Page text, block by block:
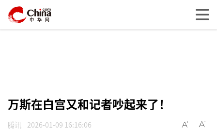
万斯在白宫又和记者吵起来了！
腾讯 2026-01-09 16:16:06